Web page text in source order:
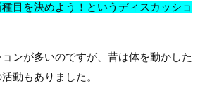
目を決めよう！というディスカッショ
ンが多いのですが、昔は体を動かした
動もありました。